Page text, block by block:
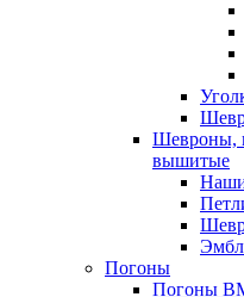
Шевроны,
вышитые
Погоны
Погоны